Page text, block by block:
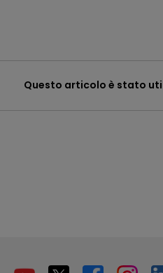
Questo articolo è stato